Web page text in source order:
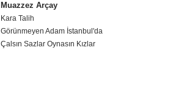
Muazzez Arçay
Kara Talih
Görünmeyen Adam İstanbul'da
Çalsın Sazlar Oynasın Kızlar